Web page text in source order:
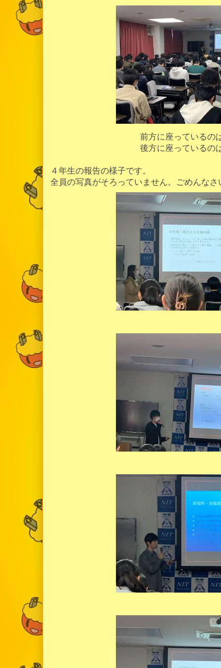
前方に座っているの
後方に座っているの
４年生の報告の様子です。
全員の写真がそろっていません。ごめんなさ